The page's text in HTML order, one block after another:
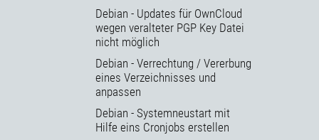
Debian - Updates für OwnCloud
wegen veralteter PGP Key Datei
nicht möglich
Debian - Verrechtung / Vererbung
eines Verzeichnisses und
anpassen
Debian - Systemneustart mit
Hilfe eins Cronjobs erstellen